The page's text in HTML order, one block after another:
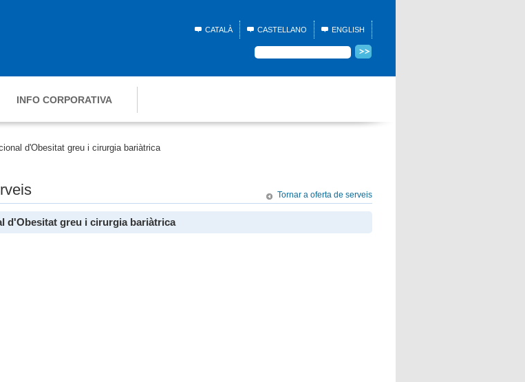
CATALÀ CASTELLANO ENGLISH
INFO CORPORATIVA
d'Obesitat greu i cirurgia bariàtrica
Tornar a oferta de serveis
d'Obesitat greu i cirurgia bariàtrica